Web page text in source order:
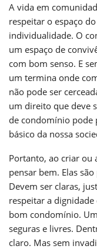
A vida em
respeitar o espaço
individualidade. O
um espaço de
com bom senso. E
um termina onde
não pode ser
um direito que deve
de condomínio pode
básico da nossa
Portanto, ao criar ou
pensar bem. Elas
Devem ser claras,
respeitar a dignidade
bom condomínio.
seguras e livres.
claro. Mas sem